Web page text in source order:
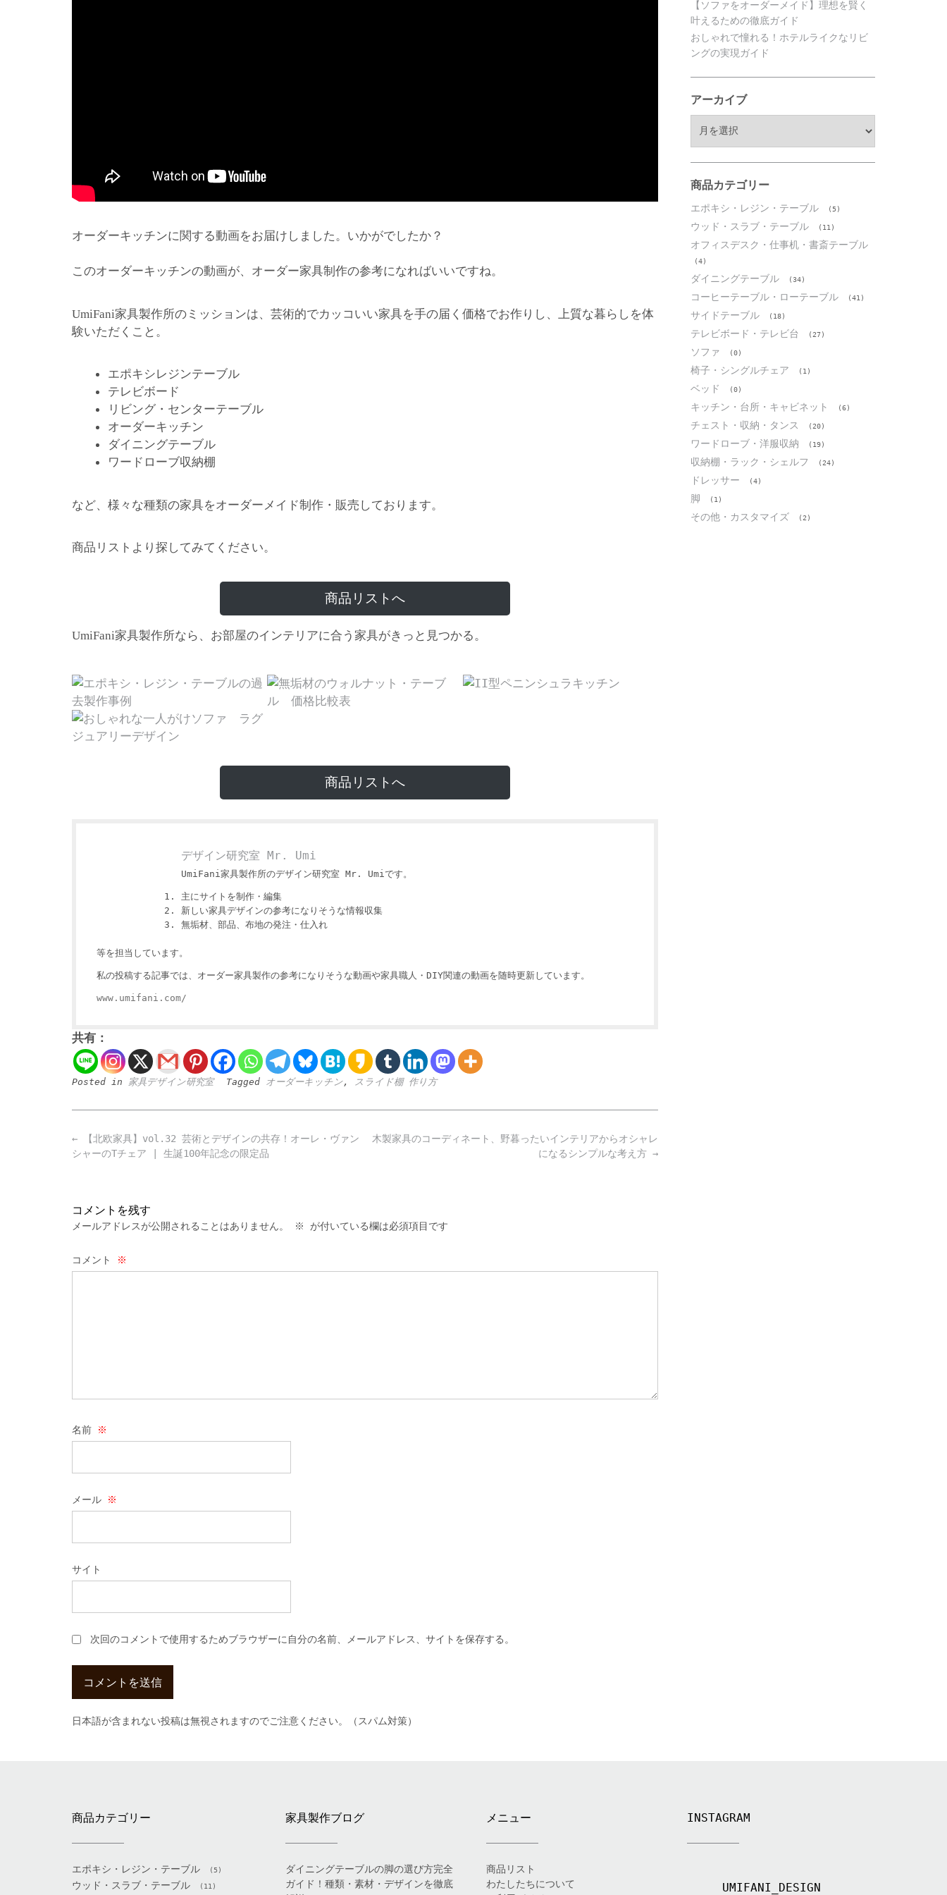
オーダーキッチンに関する動画をお届けしました。いかがでしたか？
このオーダーキッチンの動画が、オーダー家具制作の参考になればいいですね。
UmiFani家具製作所のミッションは、芸術的でカッコいい家具を手の届く価格でお作りし、上質な暮らしを体
験いただくこと。
エポキシレジンテーブル
テレビボード
リビング・センターテーブル
オーダーキッチン
ダイニングテーブル
ワードローブ収納棚
など、様々な種類の家具をオーダーメイド制作・販売しております。
商品リストより探してみてください。
商品リストへ
UmiFani家具製作所なら、お部屋のインテリアに合う家具がきっと見つかる。
商品リストへ
デザイン研究室 Mr. Umi
UmiFani家具製作所のデザイン研究室 Mr. Umiです。
主にサイトを制作・編集
新しい家具デザインの参考になりそうな情報収集
無垢材、部品、布地の発注・仕入れ
等を担当しています。
私の投稿する記事では、オーダー家具製作の参考になりそうな動画や家具職人・DIY関連の動画を随時更新しています。
www.umifani.com/
共有：
Posted in 家具デザイン研究室 Tagged オーダーキッチン, スライド棚 作り方
Post
navigation
木製家具のコーディネート、野暮ったいインテリアからオシャレ
になるシンプルな考え方→
← 【北欧家具】vol.32 芸術とデザインの共存！オーレ・ヴァン
シャーのTチェア | 生誕100年記念の限定品
コメントを残す
メールアドレスが公開されることはありません。 ※ が付いている欄は必須項目です
コメント ※
名前 ※
メール ※
サイト
次回のコメントで使用するためブラウザーに自分の名前、メールアドレス、サイトを保存する。
日本語が含まれない投稿は無視されますのでご注意ください。（スパム対策）
【ソファをオーダーメイド】理想を賢く
叶えるための徹底ガイド
おしゃれで憧れる！ホテルライクなリビ
ングの実現ガイド
アーカイブ
ブ
商品カテゴリー
エポキシ・レジン・テーブル (5)
ウッド・スラブ・テーブル (11)
オフィスデスク・仕事机・書斎テーブル
(4)
ダイニングテーブル (34)
コーヒーテーブル・ローテーブル (41)
サイドテーブル (18)
テレビボード・テレビ台 (27)
ソファ (0)
椅子・シングルチェア (1)
ベッド (0)
キッチン・台所・キャビネット (6)
チェスト・収納・タンス (20)
ワードローブ・洋服収納 (19)
収納棚・ラック・シェルフ (24)
ドレッサー (4)
脚 (1)
その他・カスタマイズ (2)
商品カテゴリー
エポキシ・レジン・テーブル (5)
ウッド・スラブ・テーブル (11)
家具製作ブログ
ダイニングテーブルの脚の選び方完全
ガイド！種類・素材・デザインを徹底
メニュー
商品リスト
わたしたちについて
INSTAGRAM
UMIFANI_DESIGN